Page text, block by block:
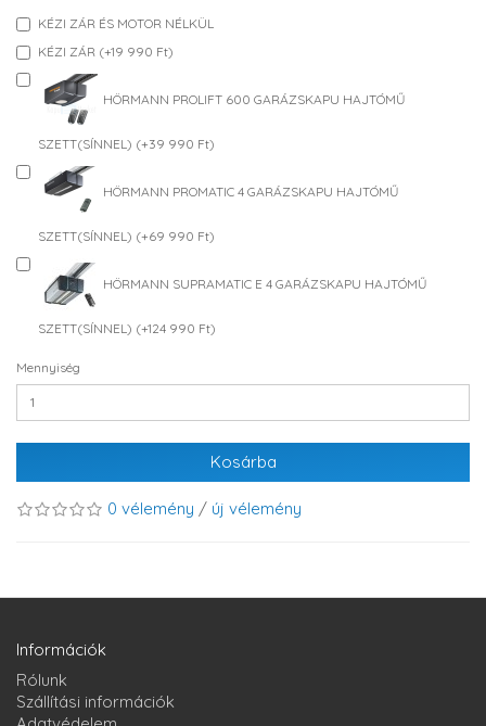
KÉZI ZÁR ÉS MOTOR NÉLKÜL
KÉZI ZÁR (+19 990 Ft)
HÖRMANN PROLIFT 600 GARÁZSKAPU HAJTÓMŰ
SZETT(SÍNNEL) (+39 990 Ft)
HÖRMANN PROMATIC 4 GARÁZSKAPU HAJTÓMŰ
SZETT(SÍNNEL) (+69 990 Ft)
HÖRMANN SUPRAMATIC E 4 GARÁZSKAPU HAJTÓMŰ
SZETT(SÍNNEL) (+124 990 Ft)
Mennyiség
Kosárba
0 vélemény / új vélemény
Információk
Rólunk
Szállítási információk